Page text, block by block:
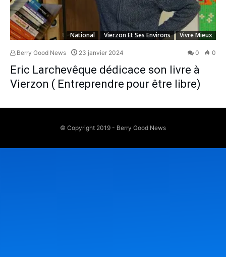
National Vierzon Et Ses Environs Vivre Mieux
Berry Good News 23 janvier 2024 0 0
Eric Larchevêque dédicace son livre à
Vierzon ( Entreprendre pour être libre)
© Copyright 2019 - Berry Good News